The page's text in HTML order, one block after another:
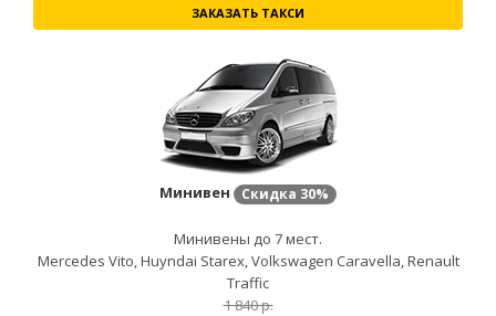
ЗАКАЗАТЬ ТАКСИ
Минивен Скидка 30%
Минивены до 7 мест.
Mercedes Vito, Huyndai Starex, Volkswagen Caravella, Renault
Traffic
1 840 р.